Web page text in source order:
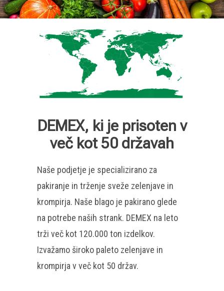
DEMEX, ki je prisoten v
več kot 50 državah
Naše podjetje je specializirano za
pakiranje in trženje sveže zelenjave in
krompirja. Naše blago je pakirano glede
na potrebe naših strank. DEMEX na leto
trži več kot 120.000 ton izdelkov.
Izvažamo široko paleto zelenjave in
krompirja v več kot 50 držav.